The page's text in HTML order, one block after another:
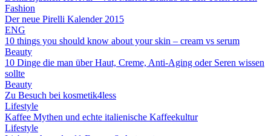
Fashion
Der neue Pirelli Kalender 2015
ENG
10 things you should know about your skin – cream vs serum
Beauty
10 Dinge die man über Haut, Creme, Anti-Aging oder Seren wissen
sollte
Beauty
Zu Besuch bei kosmetik4less
Lifestyle
Kaffee Mythen und echte italienische Kaffeekultur
Lifestyle